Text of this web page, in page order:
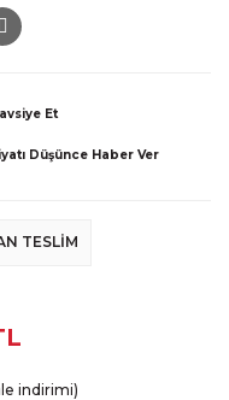
Et
Düşünce Haber Ver
TESLIM
indirimi)